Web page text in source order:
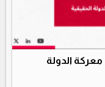
معركة الدولة